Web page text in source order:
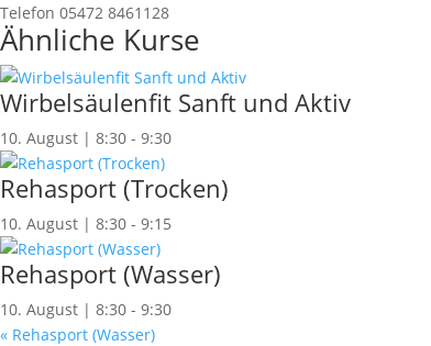
Telefon 05472 8461128
Ähnliche Kurse
Wirbelsäulenfit Sanft und Aktiv
10. August | 8:30 - 9:30
Rehasport (Trocken)
10. August | 8:30 - 9:15
Rehasport (Wasser)
10. August | 8:30 - 9:30
« Rehasport (Wasser)